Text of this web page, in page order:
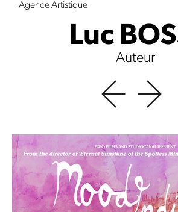
Agence Artistique
Luc
Auteur